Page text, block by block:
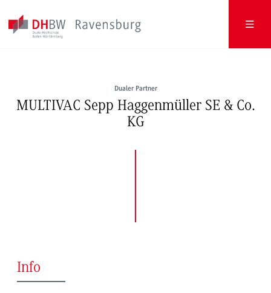
Dualer Partner
MULTIVAC Sepp Haggenmüller SE & Co.
KG
Info